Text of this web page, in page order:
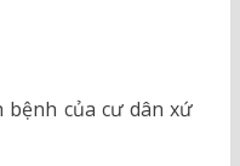
bệnh của cư dân xứ